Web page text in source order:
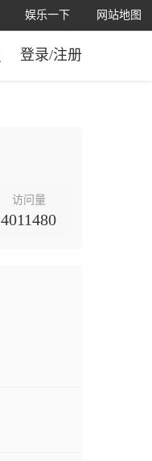
网站地图
娱乐一下
登录/注册
访问量
4011480